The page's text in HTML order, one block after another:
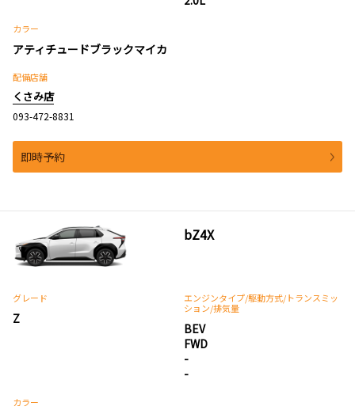
カラー
アティチュードブラックマイカ
配備店舗
くさみ店
093-472-8831
即時予約
bZ4X
グレード
Z
エンジンタイプ/駆動方式/トランスミッ
ション/排気量
BEV
FWD
-
-
カラー